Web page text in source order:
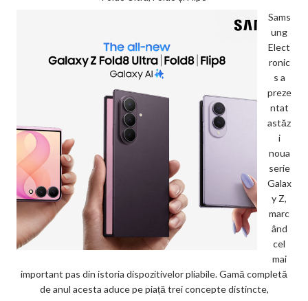
Sams
ung
Elect
ronic
s a
preze
ntat
astăz
i
noua
serie
Galax
y Z,
marc
ând
cel
mai
important pas din istoria dispozitivelor pliabile. Gamă completă
de anul acesta aduce pe piață trei concepte distincte,